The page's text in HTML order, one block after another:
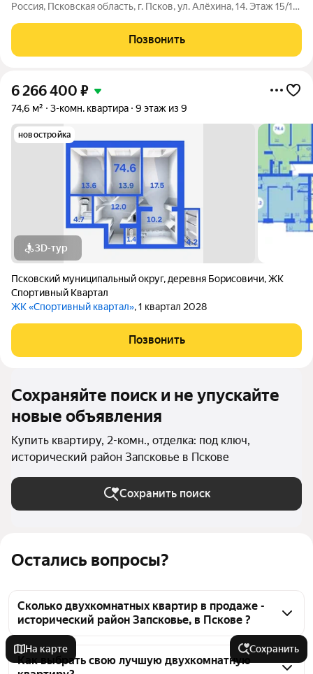
Остались вопросы?
Сколько двухкомнатных квартир в продаже -
исторический район Запсковье, в Пскове ?
На Яндекс Недвижимости в продаже -
исторический район Запсковье, в Пскове 12
Как выбрать свою лучшую двухкомнатную
Россия, Псковская область, г. Псков, ул. Алёхина, 14. Этаж 15/16.
000 т.р. - остальная сумма ровно через 6 месяцев Данная
акция
Позвонить
6 266 400 ₽
74,6 м² 3-комн. квартира 9 этаж из 9
новостройка
3D-тур
Псковский муниципальный округ, деревня Борисовичи,ЖК
Спортивный Квартал
ЖК «Спортивный квартал», 1 квартал 2028
Позвонить
Сохраняйте поиск и не упускайте
новые объявления
Купить квартиру, 2-комн., отделка: под ключ,
исторический район Запсковье в Пскове
Сохранить поиск
На карте Сохранить